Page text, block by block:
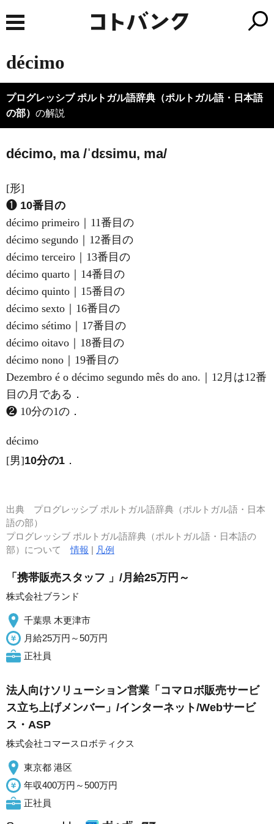
décimo
プログレッシブ ポルトガル語辞典（ポルトガル語・日本語
の部） の解説
décimo, ma /ˈdεsimu, ma/
[形]
❶ 10番目の
décimo primeiro｜11番目の
décimo segundo｜12番目の
décimo terceiro｜13番目の
décimo quarto｜14番目の
décimo quinto｜15番目の
décimo sexto｜16番目の
décimo sétimo｜17番目の
décimo oitavo｜18番目の
décimo nono｜19番目の
Dezembro é o décimo segundo mês do ano.｜12月は12番
目の月である．
❷ 10分の1の．
décimo
[男]10分の1 ．
出典 プログレッシブ ポルトガル語辞典（ポルトガル語・日本
語の部）
プログレッシブ ポルトガル語辞典（ポルトガル語・日本語の
部）について情報 | 凡例
「携帯販売スタッフ 」/月給25万円～
株式会社ブランド
千葉県 木更津市
月給25万円～50万円
正社員
法人向けソリューション営業「コマロボ販売サービ
ス立ち上げメンバー」/インターネット/Webサービ
ス・ASP
株式会社コマースロボティクス
東京都 港区
年収400万円～500万円
正社員